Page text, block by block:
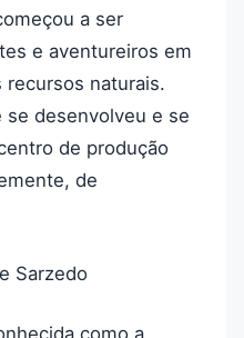
a ser
e aventureiros em
naturais.
se desenvolveu e se
de produção
de
Sarzedo
como a